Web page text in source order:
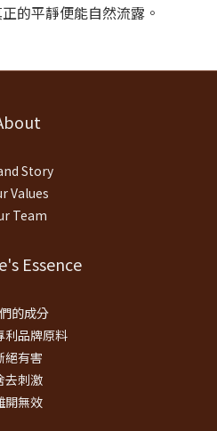
的平靜便能自然流露。
Story
Values
Team
Essence
的成分
利品牌原料
絕有害
去刺激
開無效